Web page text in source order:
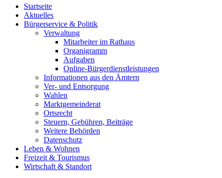
Startseite
Aktuelles
Bürgerservice & Politik
Verwaltung
Mitarbeiter im Rathaus
Organigramm
Aufgaben
Online-Bürgerdienstleistungen
Informationen aus den Ämtern
Ver- und Entsorgung
Wahlen
Marktgemeinderat
Ortsrecht
Steuern, Gebühren, Beiträge
Weitere Behörden
Datenschutz
Leben & Wohnen
Freizeit & Tourismus
Wirtschaft & Standort